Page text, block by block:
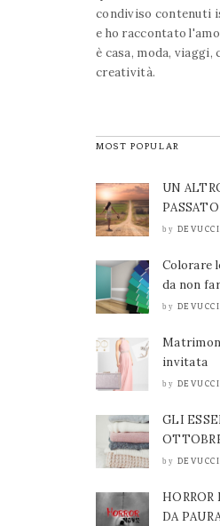
condiviso contenuti
e ho raccontato
è casa, moda,
creatività.
MOST POPULAR
UN
PASSATO
by
Colorare
da non
by
invitata
by
GLI
by
DA